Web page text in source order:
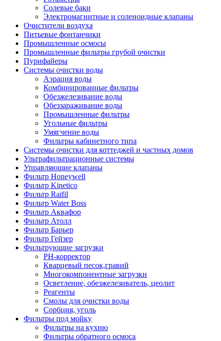
Солевые баки
Электромагнитные и соленоидные клапаны
Очистители воздуха
Питьевые фонтанчики
Промышленные осмосы
Промышленные фильтры грубой очистки
Пурифайеры
Системы очистки воды
Аэрация воды
Комбинированные фильтры
Обезжелезивание воды
Обеззараживание воды
Промышленные фильтры
Угольные фильтры
Умягчение воды
Фильтры кабинетного типа
Системы очистки для коттеджей и частных домов
Ультрафильтрационные системы
Управляющие клапаны
Фильтр Honeywell
Фильтр Kinetico
Фильтр Raifil
Фильтр Water Boss
Фильтр Аквафор
Фильтр Атолл
Фильтр Барьер
Фильтр Гейзер
Фильтрующие загрузки
PH-корректор
Кварцевый песок,гравий
Многокомпонентные загрузки
Осветление, обезжелезиватель, цеолит
Реагенты
Смолы для очистки воды
Сорбция, уголь
Фильтры под мойку
Фильтры на кухню
Фильтры обратного осмоса